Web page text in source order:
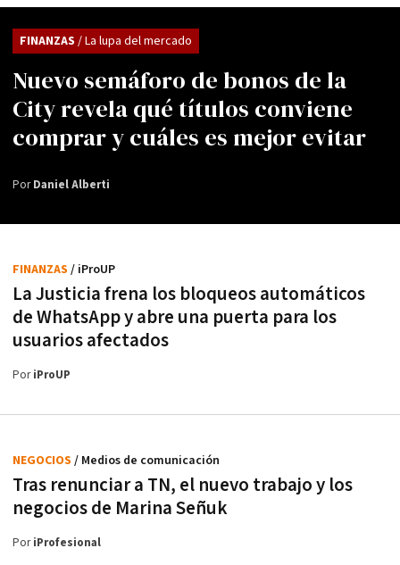
Nuevo semáforo de bonos de la
City revela qué títulos conviene
comprar y cuáles es mejor evitar
FINANZAS / La lupa del mercado
PorDaniel Alberti
La Justicia frena los bloqueos automáticos
de WhatsApp y abre una puerta para los
usuarios afectados
FINANZAS / iProUP
PoriProUP
Tras renunciar a TN, el nuevo trabajo y los
negocios de Marina Señuk
NEGOCIOS / Medios de comunicación
PoriProfesional